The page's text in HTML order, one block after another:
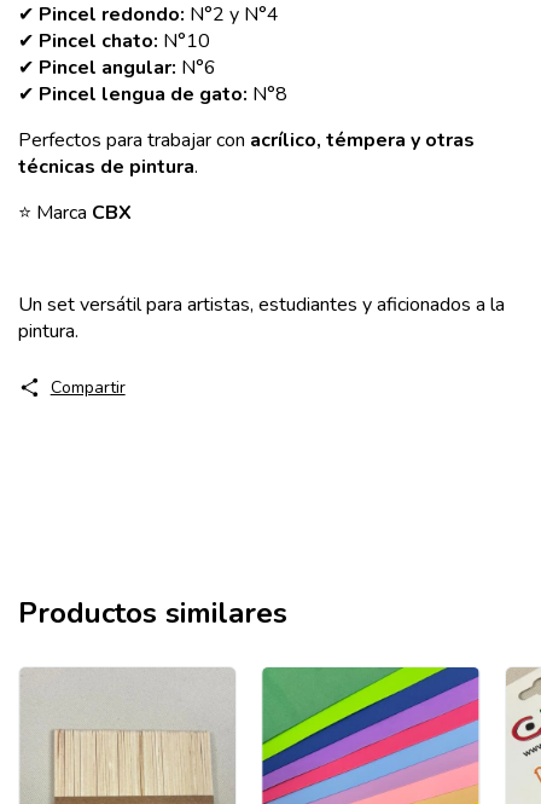
✔ Pincel redondo: N°2 y N°4
✔ Pincel chato: N°10
✔ Pincel angular: N°6
✔ Pincel lengua de gato: N°8
Perfectos para trabajar con acrílico, témpera y otras
técnicas de pintura.
⭐ Marca CBX
Un set versátil para artistas, estudiantes y aficionados a la
pintura.
Compartir
Productos similares